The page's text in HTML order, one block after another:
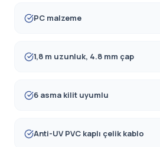
PC malzeme
1,8 m uzunluk, 4.8 mm çap
6 asma kilit uyumlu
Anti-UV PVC kaplı çelik kablo